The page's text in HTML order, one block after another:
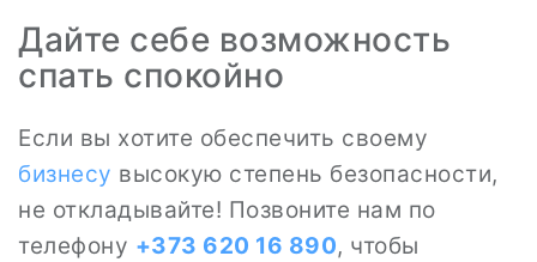
Дайте себе возможность
спать спокойно
Если вы хотите обеспечить своему
бизнесу высокую степень безопасности,
не откладывайте! Позвоните нам по
телефону +373 620 16 890, чтобы